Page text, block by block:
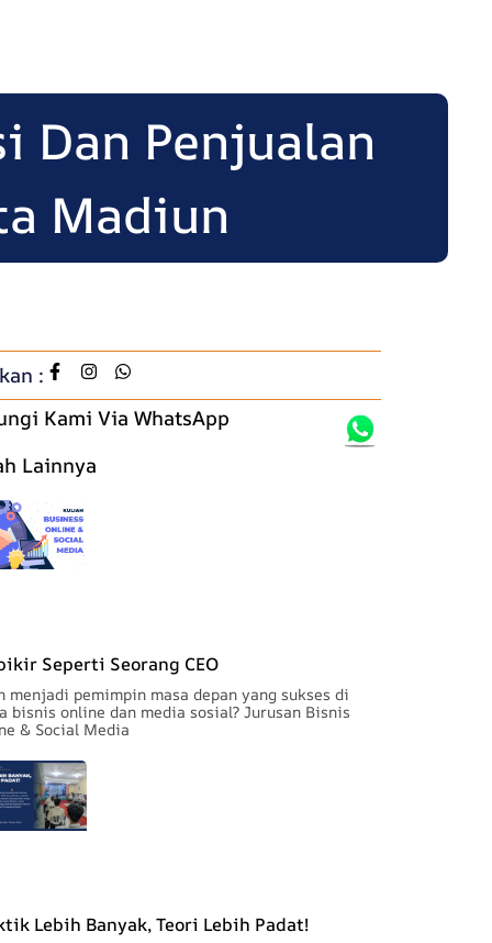
Dan Penjualan
Madiun
:
Kami Via WhatsApp
Lainnya
Seperti Seorang CEO
menjadi pemimpin masa depan yang sukses di
bisnis online dan media sosial? Jurusan Bisnis
& Social Media
Lebih Banyak, Teori Lebih Padat!